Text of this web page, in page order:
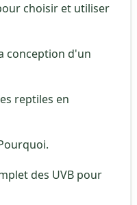
choisir et utiliser
conception d'un
reptiles en
des UVB pour